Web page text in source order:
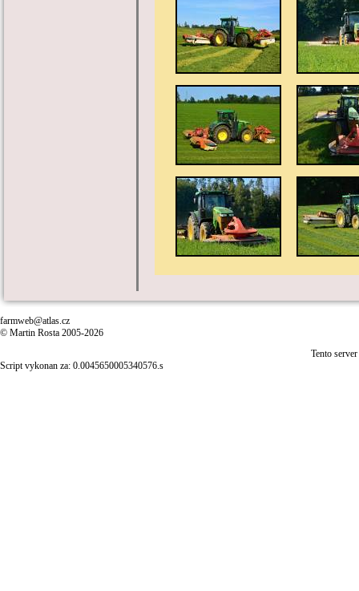
farmweb@atlas.cz
© Martin Rosta 2005-2026
Tento
Script vykonan za: 0.0045650005340576.s